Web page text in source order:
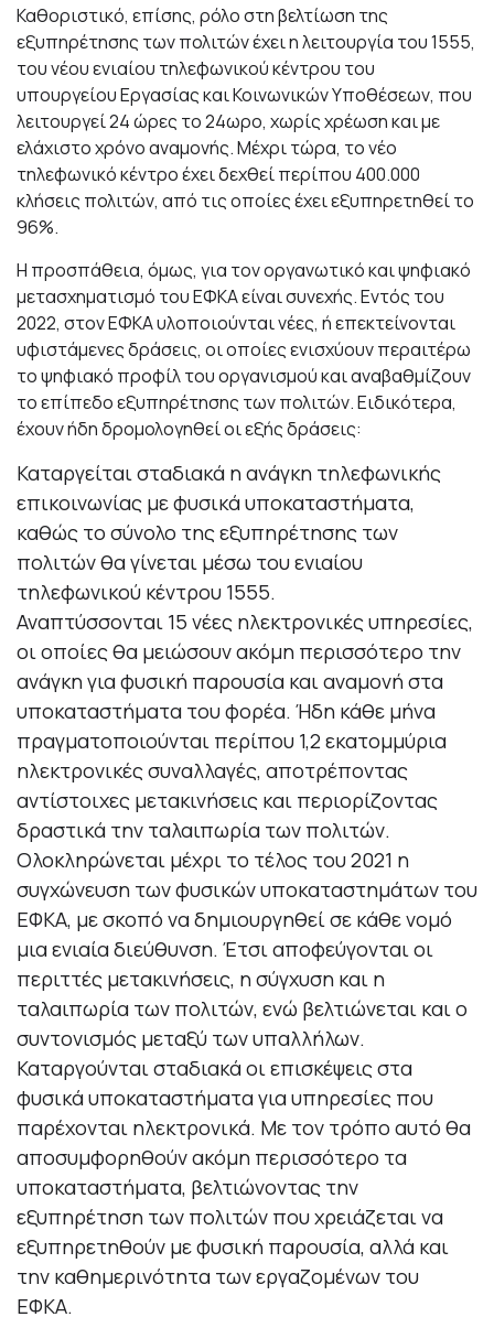
Καθοριστικό, επίσης, ρόλο στη βελτίωση της
εξυπηρέτησης των πολιτών έχει η λειτουργία του 1555,
του νέου ενιαίου τηλεφωνικού κέντρου του
υπουργείου Εργασίας και Κοινωνικών Υποθέσεων, που
λειτουργεί 24 ώρες το 24ωρο, χωρίς χρέωση και με
ελάχιστο χρόνο αναμονής. Μέχρι τώρα, το νέο
τηλεφωνικό κέντρο έχει δεχθεί περίπου 400.000
κλήσεις πολιτών, από τις οποίες έχει εξυπηρετηθεί το
96%.
Η προσπάθεια, όμως, για τον οργανωτικό και ψηφιακό
μετασχηματισμό του ΕΦΚΑ είναι συνεχής. Εντός του
2022, στον ΕΦΚΑ υλοποιούνται νέες, ή επεκτείνονται
υφιστάμενες δράσεις, οι οποίες ενισχύουν περαιτέρω
το ψηφιακό προφίλ του οργανισμού και αναβαθμίζουν
το επίπεδο εξυπηρέτησης των πολιτών. Ειδικότερα,
έχουν ήδη δρομολογηθεί οι εξής δράσεις:
Καταργείται σταδιακά η ανάγκη τηλεφωνικής
επικοινωνίας με φυσικά υποκαταστήματα,
καθώς το σύνολο της εξυπηρέτησης των
πολιτών θα γίνεται μέσω του ενιαίου
τηλεφωνικού κέντρου 1555.
Αναπτύσσονται 15 νέες ηλεκτρονικές υπηρεσίες,
οι οποίες θα μειώσουν ακόμη περισσότερο την
ανάγκη για φυσική παρουσία και αναμονή στα
υποκαταστήματα του φορέα. Ήδη κάθε μήνα
πραγματοποιούνται περίπου 1,2 εκατομμύρια
ηλεκτρονικές συναλλαγές, αποτρέποντας
αντίστοιχες μετακινήσεις και περιορίζοντας
δραστικά την ταλαιπωρία των πολιτών.
Ολοκληρώνεται μέχρι το τέλος του 2021 η
συγχώνευση των φυσικών υποκαταστημάτων του
ΕΦΚΑ, με σκοπό να δημιουργηθεί σε κάθε νομό
μια ενιαία διεύθυνση. Έτσι αποφεύγονται οι
περιττές μετακινήσεις, η σύγχυση και η
ταλαιπωρία των πολιτών, ενώ βελτιώνεται και ο
συντονισμός μεταξύ των υπαλλήλων.
Καταργούνται σταδιακά οι επισκέψεις στα
φυσικά υποκαταστήματα για υπηρεσίες που
παρέχονται ηλεκτρονικά. Με τον τρόπο αυτό θα
αποσυμφορηθούν ακόμη περισσότερο τα
υποκαταστήματα, βελτιώνοντας την
εξυπηρέτηση των πολιτών που χρειάζεται να
εξυπηρετηθούν με φυσική παρουσία, αλλά και
την καθημερινότητα των εργαζομένων του
ΕΦΚΑ.